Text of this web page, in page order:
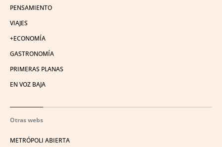
PENSAMIENTO
VIAJES
+ECONOMÍA
GASTRONOMÍA
PRIMERAS PLANAS
EN VOZ BAJA
Otras webs
METRÓPOLI ABIERTA